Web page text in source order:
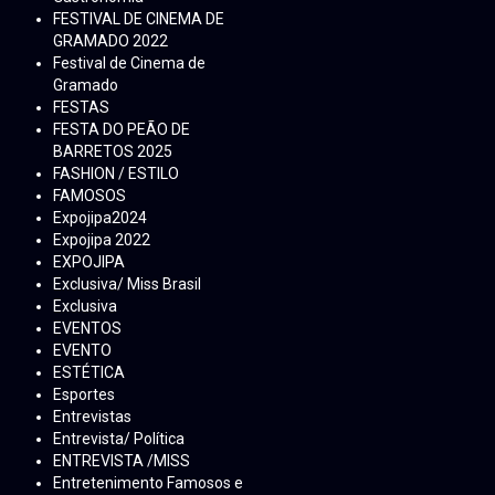
FESTIVAL DE CINEMA DE
GRAMADO 2022
Festival de Cinema de
Gramado
FESTAS
FESTA DO PEÃO DE
BARRETOS 2025
FASHION / ESTILO
FAMOSOS
Expojipa2024
Expojipa 2022
EXPOJIPA
Exclusiva/ Miss Brasil
Exclusiva
EVENTOS
EVENTO
ESTÉTICA
Esportes
Entrevistas
Entrevista/ Política
ENTREVISTA /MISS
Entretenimento Famosos e